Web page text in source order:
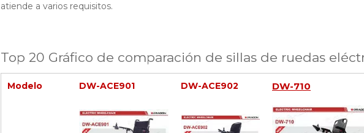
atiende a varios requisitos.
Top 20 Gráfico de comparación de sillas de ruedas
Modelo DW-ACE901 DW-ACE902 DW-710